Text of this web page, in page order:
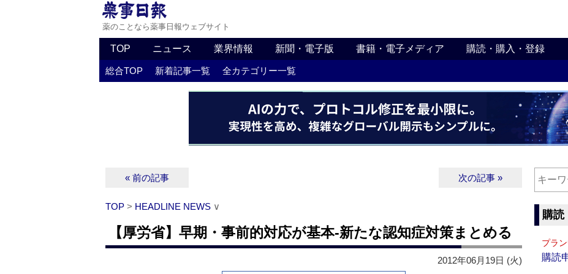
薬のことなら薬事日報ウェブサイト
TOP ニュース 業界情報 新聞・電子版 書籍・電子メディア 購読・購入・登録
総合TOP 新着記事一覧 全カテゴリー一覧
« 前の記事 次の記事 »
TOP > HEADLINE NEWS ∨
【厚労省】早期・事前的対応が基本‐新たな認知症対策まとめる
2012年06月19日 (火)
購読
プラ
購読